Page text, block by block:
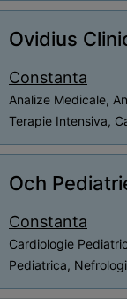
Ovidius
Constanta
Analize Medicale,
Terapie Intensiva,
Och
Constanta
Cardiologie
Pediatrica,